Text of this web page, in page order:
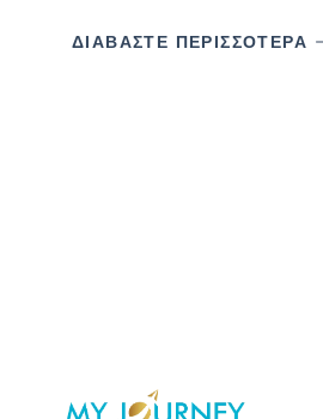
ΔΙΑΒΑΣΤΕ ΠΕΡΙΣΣΟΤΕΡΑ